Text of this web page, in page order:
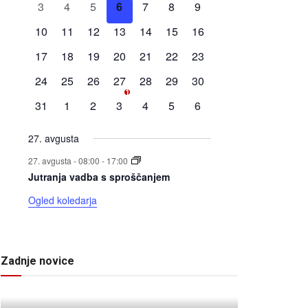
Dogodki
0
3
0
4
0
dogodki
5
0
dogodki
6
0
7
0
8
0
9
0
10
0
11
0
12
0
13
0
14
0
15
0
16
0
17
0
18
0
19
0
20
0
21
0
22
0
23
0
24
0
25
0
dogodki
26
1
dogodek
27
1
0
28
0
29
0
30
0
31
0
1
0
2
0
3
0
4
0
5
0
6
27. avgusta
27. avgusta - 08:00 - 17:00
Jutranja vadba s sproščanjem
Ogled koledarja
Zadnje novice